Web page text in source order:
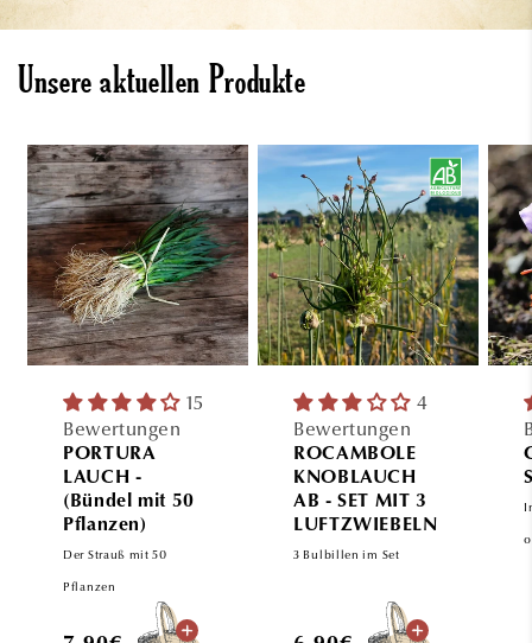
Unsere aktuellen Produkte
15
Bewertungen
PORTURA
LAUCH -
(Bündel mit 50
Pflanzen)
Der Strauß mit 50
Pflanzen
4
Bewertungen
ROCAMBOLE
KNOBLAUCH
AB - SET MIT 3
LUFTZWIEBELN
3 Bulbillen im Set